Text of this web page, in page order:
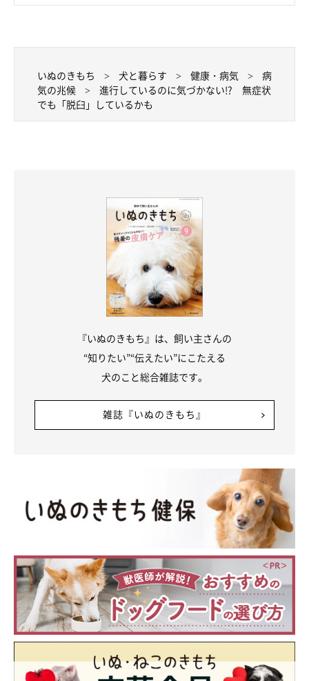
いぬのきもち 犬と暮らす 健康・病気
病
気の兆候
進行しているのに気づかない!? 無症状
でも「脱臼」しているかも
『いぬのきもち』は、飼い主さんの
“知りたい”“伝えたい”にこたえる
犬のこと総合雑誌です。
雑誌『いぬのきもち』